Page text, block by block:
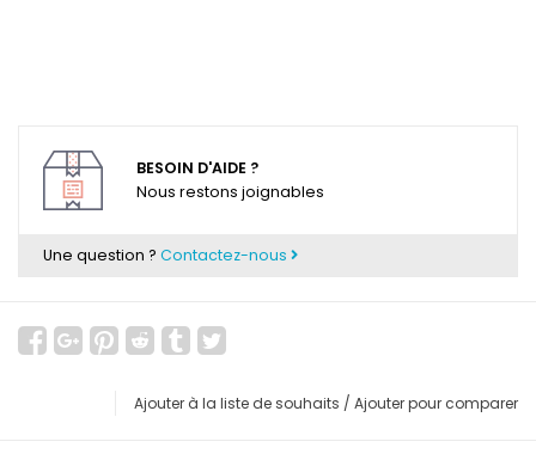
BESOIN D'AIDE ?
Nous restons joignables
Une question ? Contactez-nous
Ajouter à la liste de souhaits / Ajouter pour comparer